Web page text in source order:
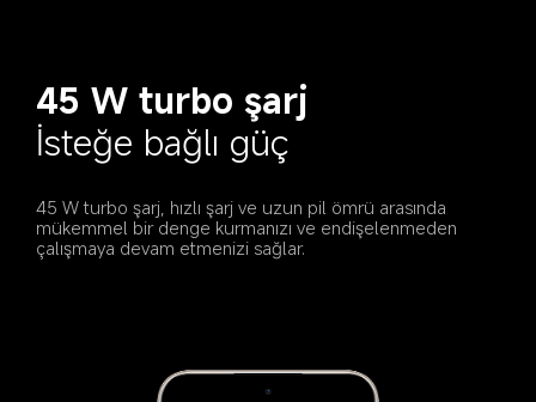
45 W turbo şarj
İsteğe bağlı güç
45 W turbo şarj, hızlı şarj ve uzun pil ömrü arasında
mükemmel bir denge kurmanızı ve endişelenmeden
çalışmaya devam etmenizi sağlar.